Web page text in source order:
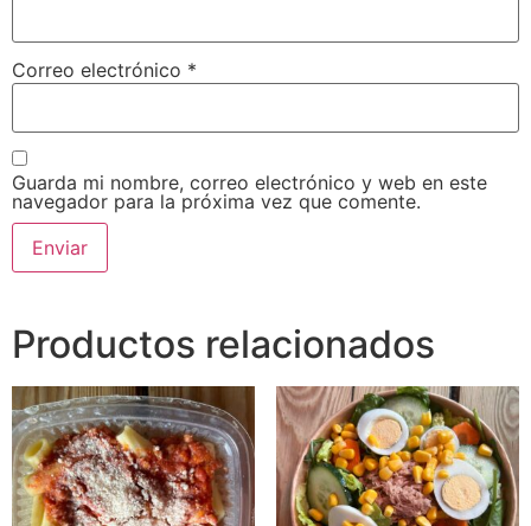
Correo electrónico *
Guarda mi nombre, correo electrónico y web en este
navegador para la próxima vez que comente.
Productos relacionados